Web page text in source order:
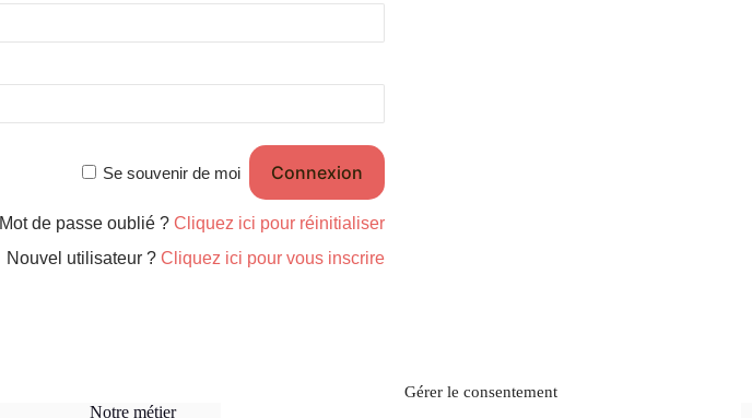
Gérer le consentement
Se souvenir de moi
Mot de passe oublié ? Cliquez ici pour réinitialiser
Nouvel utilisateur ? Cliquez ici pour vous inscrire
Notre métier